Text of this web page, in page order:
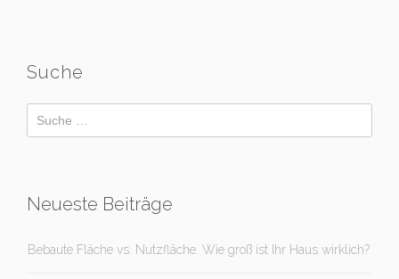
Suche
Neueste Beiträge
Bebaute Fläche vs. Nutzfläche. Wie groß ist Ihr Haus wirklich?